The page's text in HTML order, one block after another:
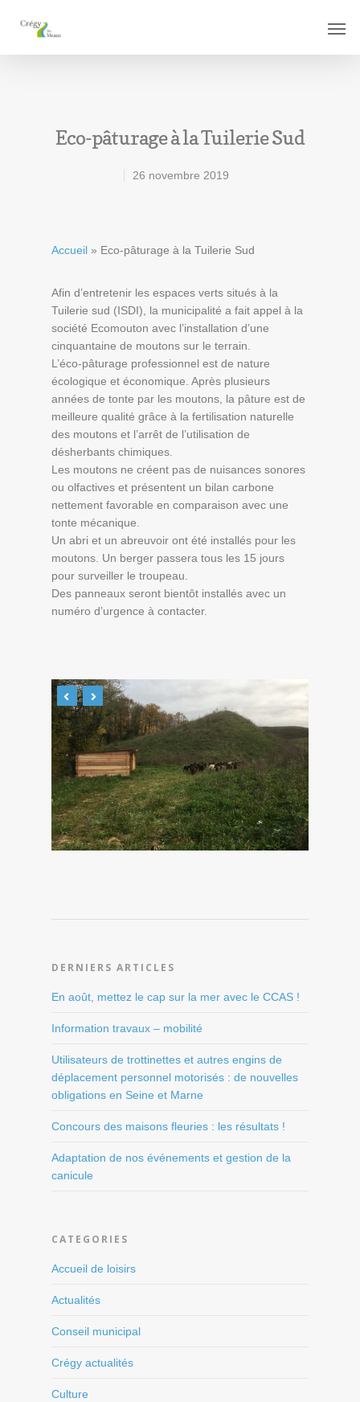
Eco-pâturage à la Tuilerie Sud
26 novembre 2019
Accueil » Eco-pâturage à la Tuilerie Sud
Afin d’entretenir les espaces verts situés à la
Tuilerie sud (ISDI), la municipalité a fait appel à la
société Ecomouton avec l’installation d’une
cinquantaine de moutons sur le terrain.
L’éco-pâturage professionnel est de nature
écologique et économique. Après plusieurs
années de tonte par les moutons, la pâture est de
meilleure qualité grâce à la fertilisation naturelle
des moutons et l’arrêt de l’utilisation de
désherbants chimiques.
Les moutons ne créent pas de nuisances sonores
ou olfactives et présentent un bilan carbone
nettement favorable en comparaison avec une
tonte mécanique.
Un abri et un abreuvoir ont été installés pour les
moutons. Un berger passera tous les 15 jours
pour surveiller le troupeau.
Des panneaux seront bientôt installés avec un
numéro d’urgence à contacter.
DERNIERS ARTICLES
En août, mettez le cap sur la mer avec le CCAS !
Information travaux – mobilité
Utilisateurs de trottinettes et autres engins de
déplacement personnel motorisés : de nouvelles
obligations en Seine et Marne
Concours des maisons fleuries : les résultats !
Adaptation de nos événements et gestion de la
canicule
CATEGORIES
Accueil de loisirs
Actualités
Conseil municipal
Crégy actualités
Culture